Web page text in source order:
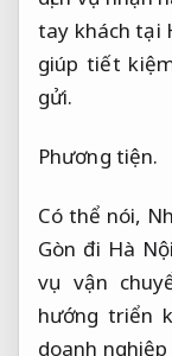
tay khách tại
giúp tiết
gửi.
Phương tiện.
Có thể nói,
Gòn đi Hà
vụ vận
hướng triển
doanh